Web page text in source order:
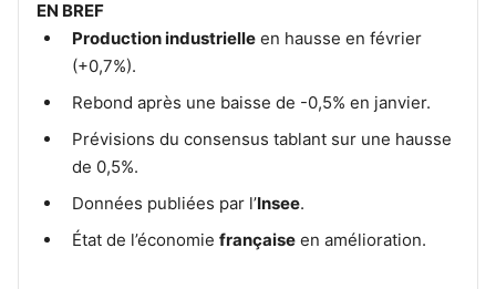
EN BREF
Production industrielle en hausse en février
(+0,7%).
Rebond après une baisse de -0,5% en janvier.
Prévisions du consensus tablant sur une hausse
de 0,5%.
Données publiées par l’Insee.
État de l’économie française en amélioration.